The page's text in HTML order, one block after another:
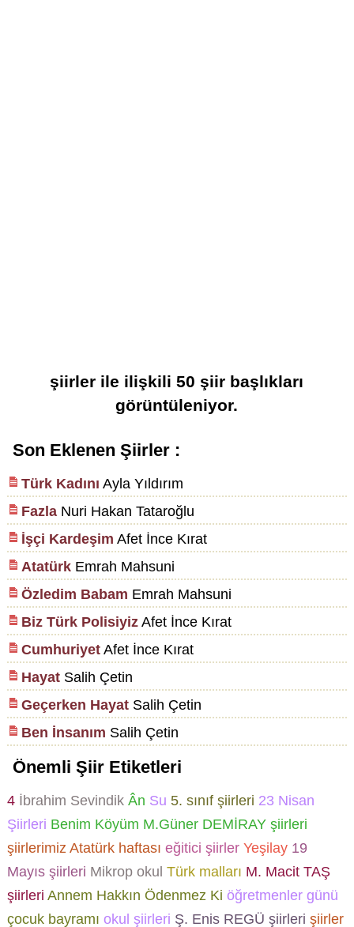
şiirler ile ilişkili50 şiir başlıkları
görüntüleniyor.
Son Eklenen Şiirler :
Türk Kadını Ayla Yıldırım
FazlaNuri Hakan Tataroğlu
İşçi Kardeşim Afet İnce Kırat
AtatürkEmrah Mahsuni
Özledim Babam Emrah Mahsuni
Biz Türk PolisiyizAfet İnce Kırat
CumhuriyetAfet İnce Kırat
HayatSalih Çetin
Geçerken HayatSalih Çetin
Ben İnsanım Salih Çetin
Önemli Şiir Etiketleri
4 İbrahim Sevindik Ân Su 5. sınıf şiirleri 23 Nisan
Şiirleri Benim Köyüm M.Güner DEMİRAY şiirleri
şiirlerimiz Atatürk haftası eğitici şiirler Yeşilay 19
Mayıs şiirleri Mikrop okul Türk malları M. Macit TAŞ
şiirleri Annem Hakkın Ödenmez Ki öğretmenler günü
çocuk bayramı okul şiirleri Ş. Enis REGÜ şiirleri şiirler